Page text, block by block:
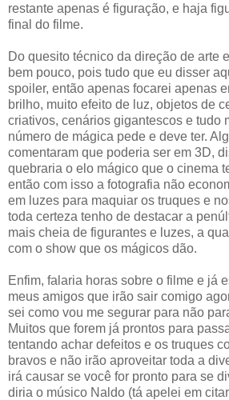
restante apenas é figuração, e haja
final do filme.
Do quesito técnico da direção de arte
bem pouco, pois tudo que eu disser
spoiler, então apenas focarei apenas
brilho, muito efeito de luz, objetos de
criativos, cenários gigantescos e tudo
número de mágica pede e deve ter.
comentaram que poderia ser em 3D,
quebraria o elo mágico que o cinema
então com isso a fotografia não
em luzes para maquiar os truques e
toda certeza tenho de destacar a
mais cheia de figurantes e luzes, a
com o show que os mágicos dão.
Enfim, falaria horas sobre o filme e já
meus amigos que irão sair comigo
sei como vou me segurar para não
Muitos que forem já prontos para
tentando achar defeitos e os truques
bravos e não irão aproveitar toda a
irá causar se você for pronto para se
diria o músico Naldo (tá apelei em